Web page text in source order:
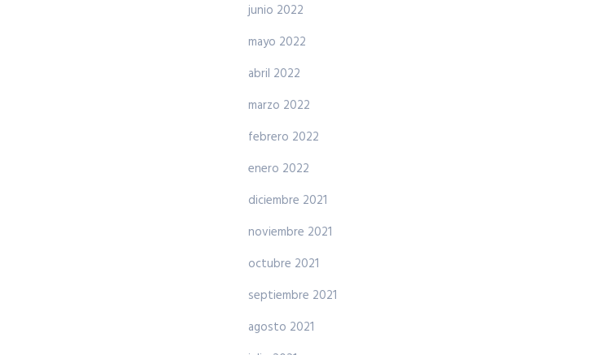
junio 2022
mayo 2022
abril 2022
marzo 2022
febrero 2022
enero 2022
diciembre 2021
noviembre 2021
octubre 2021
septiembre 2021
agosto 2021